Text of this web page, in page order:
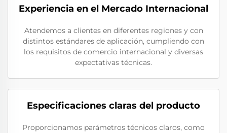
Experiencia en el Mercado Internacional
Atendemos a clientes en diferentes regiones y con
distintos estándares de aplicación, cumpliendo con
los requisitos de comercio internacional y diversas
expectativas técnicas.
Especificaciones claras del producto
Proporcionamos parámetros técnicos claros, como